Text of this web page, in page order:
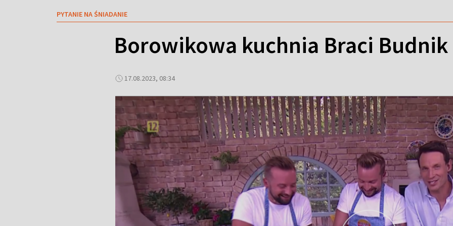
PYTANIE NA ŚNIADANIE
Borowikowa kuchnia Braci Budnik
17.08.2023, 08:34